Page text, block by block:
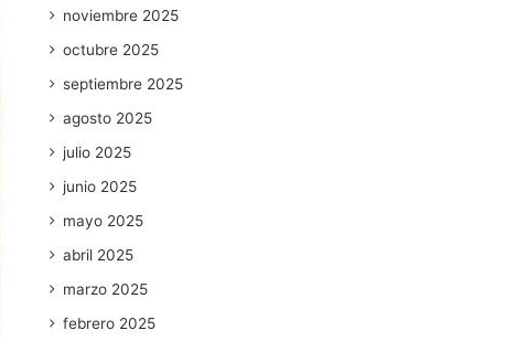
noviembre 2025
octubre 2025
septiembre 2025
agosto 2025
julio 2025
junio 2025
mayo 2025
abril 2025
marzo 2025
febrero 2025